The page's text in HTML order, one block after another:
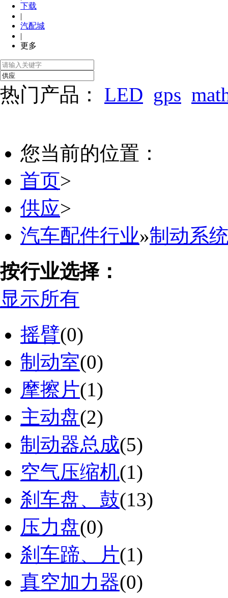
下载
|
汽配城
|
更多
热门产品： LED gps
您当前的位置：
首页>
供应>
汽车配件行业»制动系
按行业选择：
显示所有
摇臂(0)
制动室(0)
摩擦片(1)
主动盘(2)
制动器总成(5)
空气压缩机(1)
刹车盘、鼓(13)
压力盘(0)
刹车蹄、片(1)
真空加力器(0)